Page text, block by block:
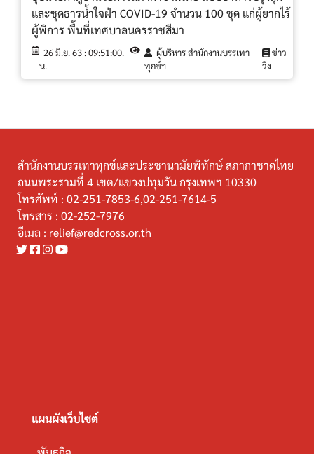
และชุดธารน้ำใจฝ่า COVID-19 จำนวน 100 ชุด แก่ผู้ยากไร้
ผู้พิการ พื้นที่เทศบาลนครราชสีมา
26 มิ.ย. 63 : 09:51:00.
น.
ผู้บริหาร สำนักงานบรรเทา
ทุกข์ฯ
ข่าว
วิ่ง
สำนักงานบรรเทาทุกข์และประชานามัยพิทักษ์ สภากาชาดไทย
ถนนพระรามที่ 4 เขต/แขวงปทุมวัน กรุงเทพฯ 10330
โทรศัพท์ : 02-251-7853-6,02-251-7614-5
โทรสาร : 02-252-7976
อีเมล : relief@redcross.or.th
แผนผังเว็บไซต์